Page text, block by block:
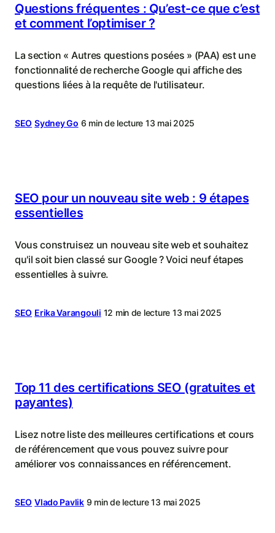
Questions fréquentes : Qu’est-ce que c’est
et comment l’optimiser ?
La section « Autres questions posées » (PAA) est une
fonctionnalité de recherche Google qui affiche des
questions liées à la requête de l'utilisateur.
SEO Sydney Go 6 min de lecture 13 mai 2025
SEO pour un nouveau site web : 9 étapes
essentielles
Vous construisez un nouveau site web et souhaitez
qu'il soit bien classé sur Google ? Voici neuf étapes
essentielles à suivre.
SEO Erika Varangouli 12 min de lecture 13 mai 2025
Top 11 des certifications SEO (gratuites et
payantes)
Lisez notre liste des meilleures certifications et cours
de référencement que vous pouvez suivre pour
améliorer vos connaissances en référencement.
SEO Vlado Pavlik 9 min de lecture 13 mai 2025